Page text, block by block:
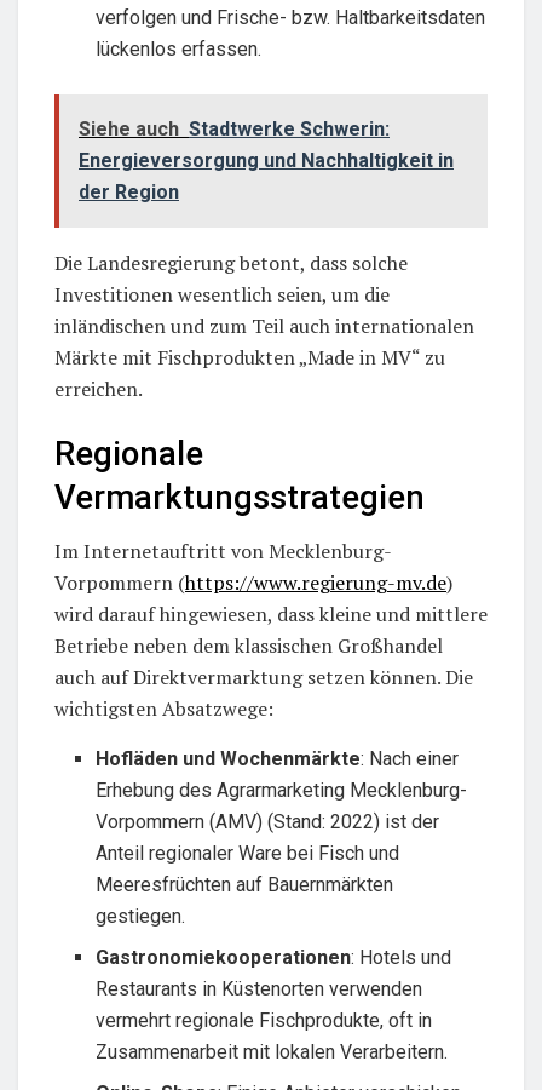
verfolgen und Frische- bzw. Haltbarkeitsdaten
lückenlos erfassen.
Siehe auch Stadtwerke Schwerin:
Energieversorgung und Nachhaltigkeit in
der Region
Die Landesregierung betont, dass solche
Investitionen wesentlich seien, um die
inländischen und zum Teil auch internationalen
Märkte mit Fischprodukten „Made in MV“ zu
erreichen.
Regionale
Vermarktungsstrategien
Im Internetauftritt von Mecklenburg-
Vorpommern (https://www.regierung-mv.de)
wird darauf hingewiesen, dass kleine und mittlere
Betriebe neben dem klassischen Großhandel
auch auf Direktvermarktung setzen können. Die
wichtigsten Absatzwege:
Hofläden und Wochenmärkte: Nach einer
Erhebung des Agrarmarketing Mecklenburg-
Vorpommern (AMV) (Stand: 2022) ist der
Anteil regionaler Ware bei Fisch und
Meeresfrüchten auf Bauernmärkten
gestiegen.
Gastronomiekooperationen: Hotels und
Restaurants in Küstenorten verwenden
vermehrt regionale Fischprodukte, oft in
Zusammenarbeit mit lokalen Verarbeitern.